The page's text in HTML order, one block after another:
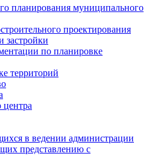
планирования муниципального
проектирования
застройки
по планировке
территорий
центра
в ведении администрации
представлению с